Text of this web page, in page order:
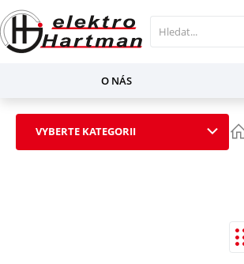
O NÁS
VYBERTE KATEGORII